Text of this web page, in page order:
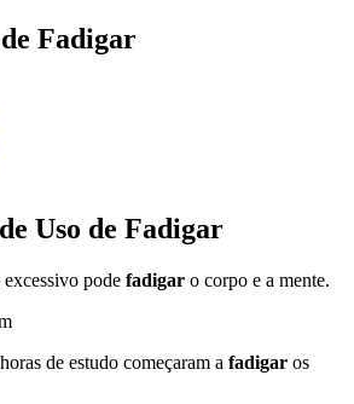
de Fadigar
Uso de Fadigar
pode fadigar o corpo e a mente.
de estudo começaram a fadigar os